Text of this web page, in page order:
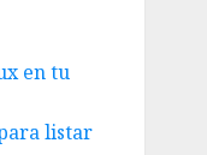
en tu
listar